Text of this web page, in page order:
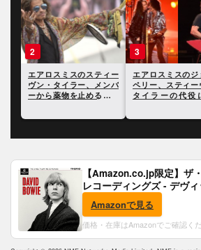
3
エアロスミスのジョー・
ペリー、スティーヴン・
タイラーの代役にサミ
4
エアロスミスのジ
ペリー、バンドの
活動について語る
【Amazon.co.jp限定】ザ
レコーディングズ - デヴ
ャケ付)
Amazonで見る
価格・在庫はAmazonでご確認く